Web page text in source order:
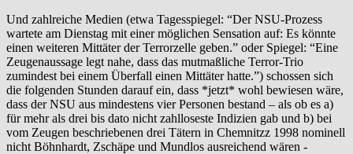
Und zahlreiche Medien (etwa Tagesspiegel: “Der NSU-Prozess
wartete am Dienstag mit einer möglichen Sensation auf: Es könnte
einen weiteren Mittäter der Terrorzelle geben.” oder Spiegel: “Eine
Zeugenaussage legt nahe, dass das mutmaßliche Terror-Trio
zumindest bei einem Überfall einen Mittäter hatte.”) schossen sich
die folgenden Stunden darauf ein, dass *jetzt* wohl bewiesen wäre,
dass der NSU aus mindestens vier Personen bestand – als ob es a)
für mehr als drei bis dato nicht zahlloseste Indizien gab und b) bei
vom Zeugen beschriebenen drei Tätern in Chemnitzz 1998 nominell
nicht Böhnhardt, Zschäpe und Mundlos ausreichend wären -